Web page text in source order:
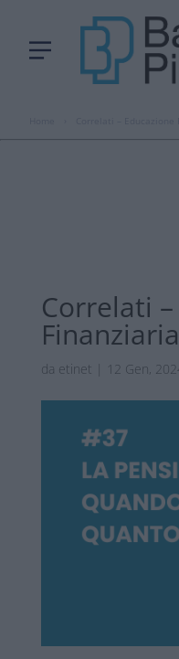
Correlati
Finanziaria
da etinet 12 Gen,